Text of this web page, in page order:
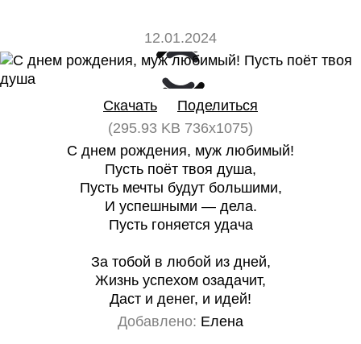
12.01.2024
Скачать
Поделиться
(295.93 KB 736x1075)
С днем рождения, муж любимый!
Пусть поёт твоя душа,
Пусть мечты будут большими,
И успешными — дела.
Пусть гоняется удача
За тобой в любой из дней,
Жизнь успехом озадачит,
Даст и денег, и идей!
Добавлено: Елена